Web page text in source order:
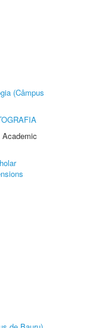
(Câmpus